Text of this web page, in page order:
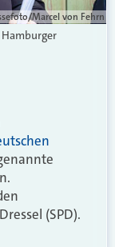
Marcel von Fehrn
(SPD).